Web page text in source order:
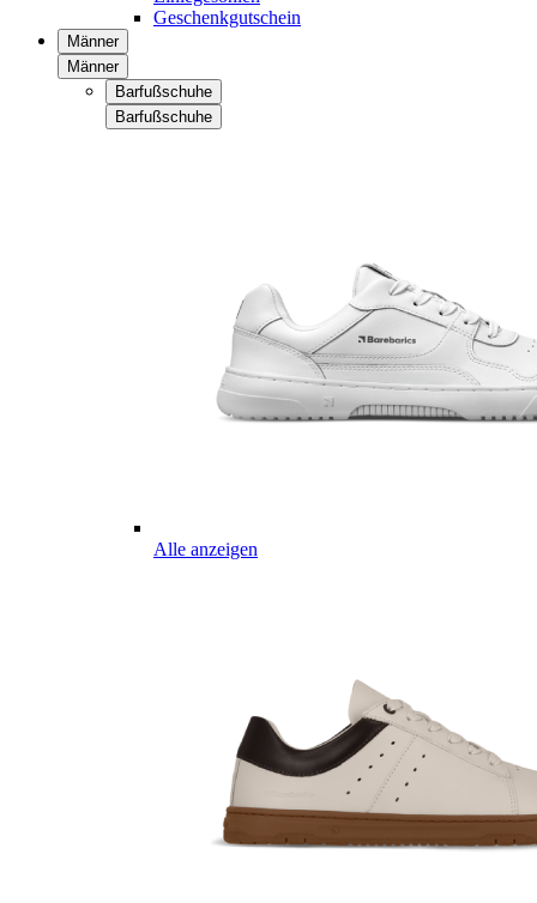
Geschenkgutschein
Männer
Männer
Barfußschuhe
Barfußschuhe
Alle anzeigen